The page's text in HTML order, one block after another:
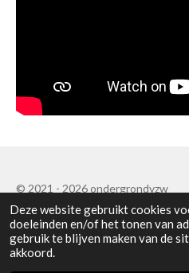
Deze website gebruikt cookies
doeleinden en/of het tonen van
gebruik te blijven maken van de
akkoord.
© 2021 - 2026 ondergrondvzw
Powered byJouwWeb